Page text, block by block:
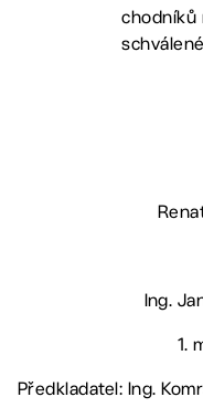
chodníků
Ing.
1.
Předkladatel: Ing.